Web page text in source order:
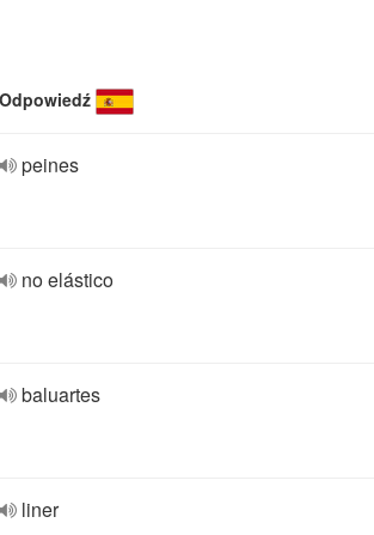
Odpowiedź
peines
no elástico
baluartes
liner